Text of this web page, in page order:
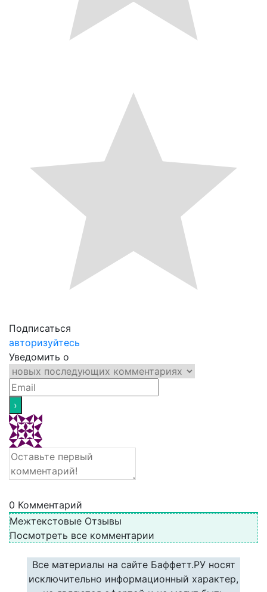
Подписаться
авторизуйтесь
Уведомить о
0 Комментарий
Межтекстовые Отзывы
Посмотреть все комментарии
Все материалы на сайте Баффетт.РУ носят
исключительно информационный характер,